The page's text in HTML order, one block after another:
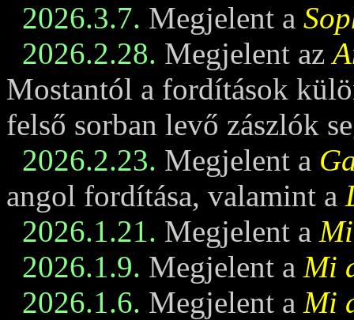
2026.3.7. Megjelent a
2026.2.28. Megjelent az
Mostantól a fordítások
felső sorban levő zászlók
2026.2.23. Megjelent a
angol fordítása, valamint a
2026.1.21. Megjelent a
2026.1.9. Megjelent a Mi
2026.1.6. Megjelent a Mi